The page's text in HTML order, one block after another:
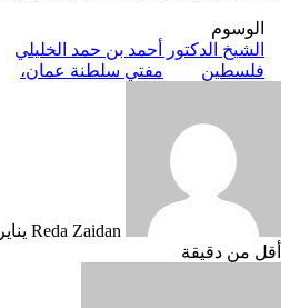
الوسوم
الشيخ الدكتور أحمد بن حمد الخليلي
فلسطين
مفتي سلطنة عمان،
Reda Zaidan يناير 4, 2024
أقل من دقيقة